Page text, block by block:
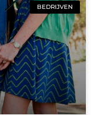
BEDRIJVEN